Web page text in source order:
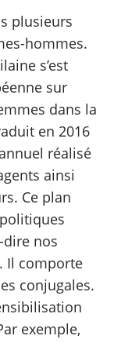
plusieurs
hommes.
s’est
sur
dans la
en 2016
réalisé
ainsi
Ce plan
dire nos
Il comporte
conjugales.
exemple,